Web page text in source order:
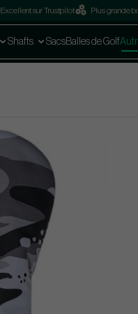
Excellent sur Trustpilot Plus grande
Shafts SacsBalles de Golf